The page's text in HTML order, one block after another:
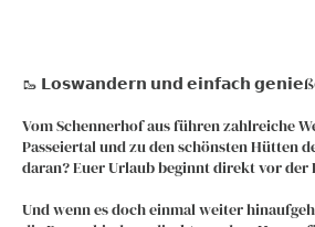
🥾 𝗟𝗼𝘀𝘄𝗮𝗻𝗱𝗲𝗿𝗻 𝘂𝗻𝗱 𝗲𝗶𝗻𝗳𝗮𝗰𝗵
Vom Schennerhof aus führen zahlreiche
Passeiertal und zu den schönsten Hütten
daran? Euer Urlaub beginnt direkt vor
Und wenn es doch einmal weiter